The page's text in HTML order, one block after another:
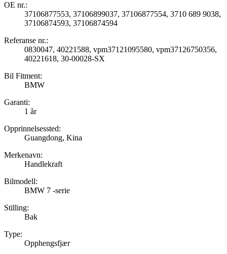
OE nr.:
37106877553, 37106899037, 37106877554, 3710 689 9038,
37106874593, 37106874594
Referanse nr.:
0830047, 40221588, vpm37121095580, vpm37126750356,
40221618, 30-00028-SX
Bil Fitment:
BMW
Garanti:
1 år
Opprinnelsessted:
Guangdong, Kina
Merkenavn:
Handlekraft
Bilmodell:
BMW 7 -serie
Stilling:
Bak
Type:
Opphengsfjær